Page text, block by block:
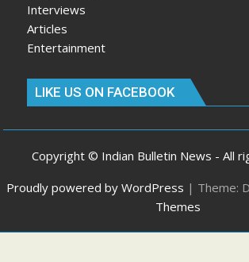
Interviews
Articles
Entertainment
LIKE US ON FACEBOOK
Copyright © Indian Bulletin News - All
Proudly powered by WordPress | Theme:
Themes